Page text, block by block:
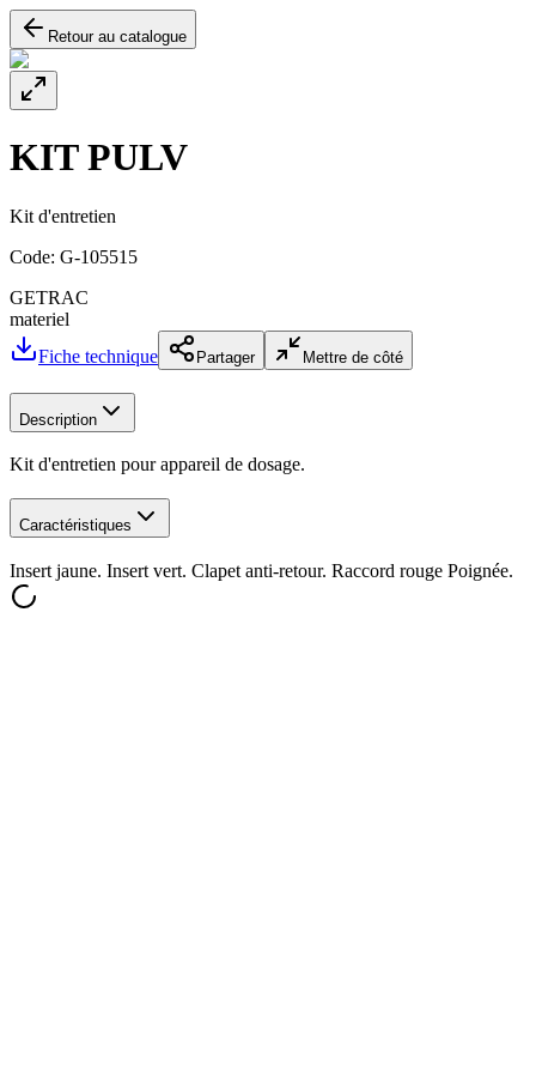
Retour au catalogue
KIT PULV
Kit d'entretien
Code: G-105515
GETRAC
materiel
Fiche technique
Partager Mettre de côté
Description
Kit d'entretien pour appareil de dosage.
Caractéristiques
Insert jaune. Insert vert. Clapet anti-retour. Raccord rouge Poignée.